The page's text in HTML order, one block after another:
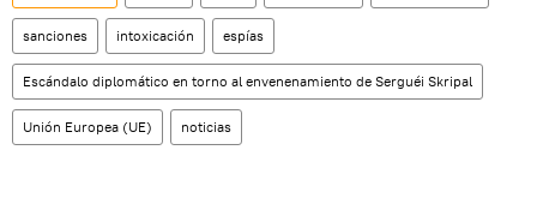
sanciones intoxicación espías
Escándalo diplomático en torno al envenenamiento de Serguéi Skripal
Unión Europea (UE) noticias